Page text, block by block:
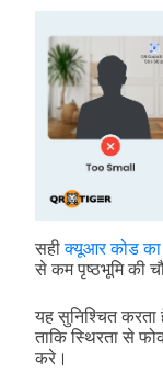
सहीक्यूआर कोड
से कम पृष्ठभूमि की
यह सुनिश्चित करता
ताकि स्थिरता से
करे।